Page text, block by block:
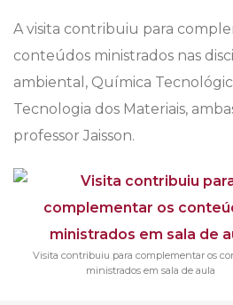
A visita contribuiu para
conteúdos ministrados nas
ambiental, Química
Tecnologia dos Materiais,
professor Jaisson.
Visita contribuiu para complementar os
ministrados em sala de aula